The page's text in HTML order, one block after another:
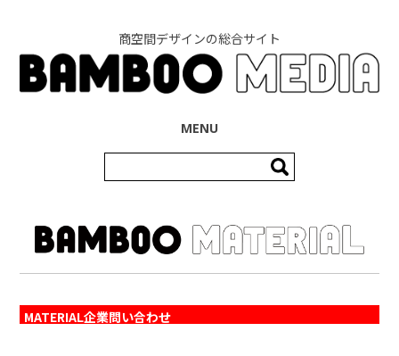
商空間デザインの総合サイト
MENU
索:
MATERIAL企業問い合わせ